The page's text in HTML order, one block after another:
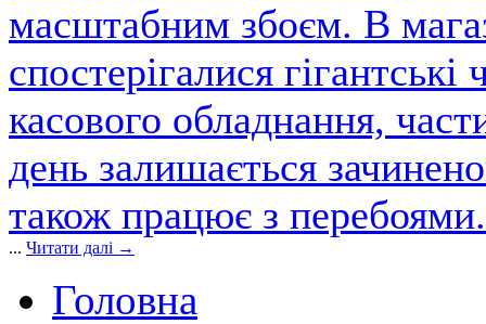
масштабним збоєм. В
спостерігалися
касового обладнання,
день залишається
також працює з
... Читати далі →
Головна